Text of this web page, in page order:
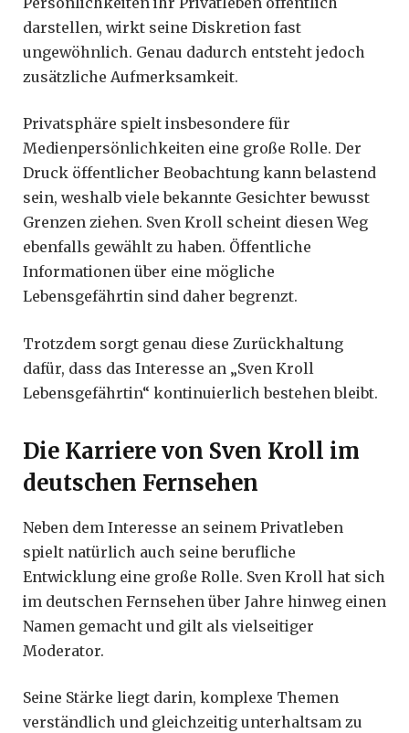
darstellen, wirkt seine Diskretion fast
ungewöhnlich. Genau dadurch entsteht jedoch
zusätzliche Aufmerksamkeit.
Privatsphäre spielt insbesondere für
Medienpersönlichkeiten eine große Rolle. Der
Druck öffentlicher Beobachtung kann belastend
sein, weshalb viele bekannte Gesichter bewusst
Grenzen ziehen. Sven Kroll scheint diesen Weg
ebenfalls gewählt zu haben. Öffentliche
Informationen über eine mögliche
Lebensgefährtin sind daher begrenzt.
Trotzdem sorgt genau diese Zurückhaltung
dafür, dass das Interesse an „Sven Kroll
Lebensgefährtin“ kontinuierlich bestehen bleibt.
Die Karriere von Sven Kroll im
deutschen Fernsehen
Neben dem Interesse an seinem Privatleben
spielt natürlich auch seine berufliche
Entwicklung eine große Rolle. Sven Kroll hat sich
im deutschen Fernsehen über Jahre hinweg einen
Namen gemacht und gilt als vielseitiger
Moderator.
Seine Stärke liegt darin, komplexe Themen
verständlich und gleichzeitig unterhaltsam zu